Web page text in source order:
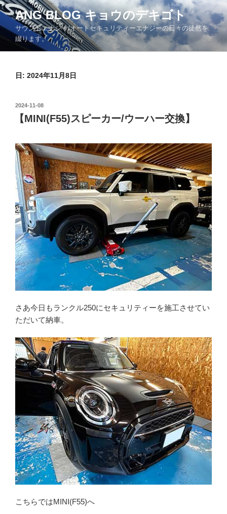
コ
ン
テ
ツ
ANG BLOG キョウのデキゴト
サウンドエナジー/オートセキュリティーエナジーの日々の徒然を
綴ります。
日: 2024年11月8日
投
稿
日:
2024-11-08
【MINI(F55)スピーカー/ウーハー交換】
さあ今日もランクル250にセキュリティーを施工させてい
ただいて納車。
こちらではMINI(F55)へ